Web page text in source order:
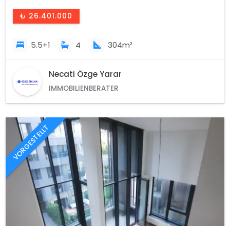
₺ 26.401.000
5.5+1 4 304m²
Necati Özge Yarar
IMMOBILIENBERATER
VORGESTELLT